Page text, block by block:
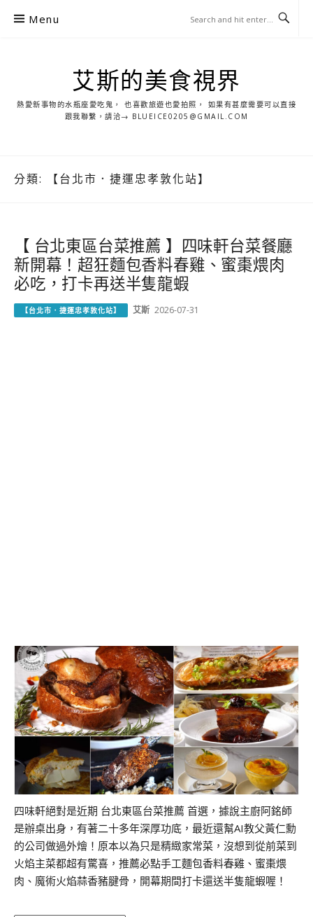
Menu
艾斯的美食視界
熱愛新事物的水瓶座愛吃鬼， 也喜歡旅遊也愛拍照， 如果有甚麼需要可以直接
跟我聯繫，請洽→ BLUEICE0205@GMAIL.COM
分類: 【台北市．捷運忠孝敦化站】
【 台北東區台菜推薦 】四味軒台菜餐廳
新開幕！超狂麵包香料春雞、蜜棗煨肉
必吃，打卡再送半隻龍蝦
【台北市．捷運忠孝敦化站】 艾斯 2026-07-31
四味軒絕對是近期 台北東區台菜推薦 首選，據說主廚阿銘師
是辦桌出身，有著二十多年深厚功底，最近還幫AI教父黃仁勳
的公司做過外燴！原本以為只是精緻家常菜，沒想到從前菜到
火焰主菜都超有驚喜，推薦必點手工麵包香料春雞、蜜棗煨
肉、魔術火焰蒜香豬腱骨，開幕期間打卡還送半隻龍蝦喔！